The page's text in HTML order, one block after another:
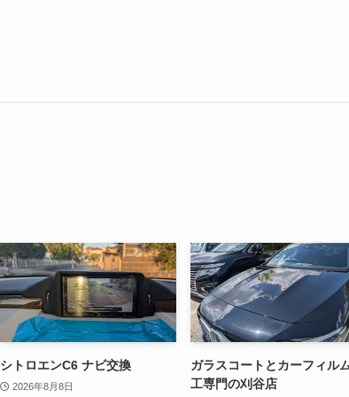
シトロエンC6 ナビ交換
2026年8月8日
ガラスコートとカーフィル
工専門の刈谷店